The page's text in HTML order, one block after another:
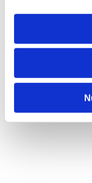
Katholische
Hl. Theresa von
Nordost
Leitender
Pomplun
13086 Berlin